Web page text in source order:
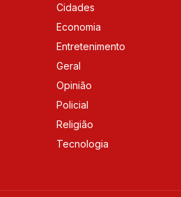
Cidades
Economia
Entretenimento
Geral
Opinião
Policial
Religião
Tecnologia